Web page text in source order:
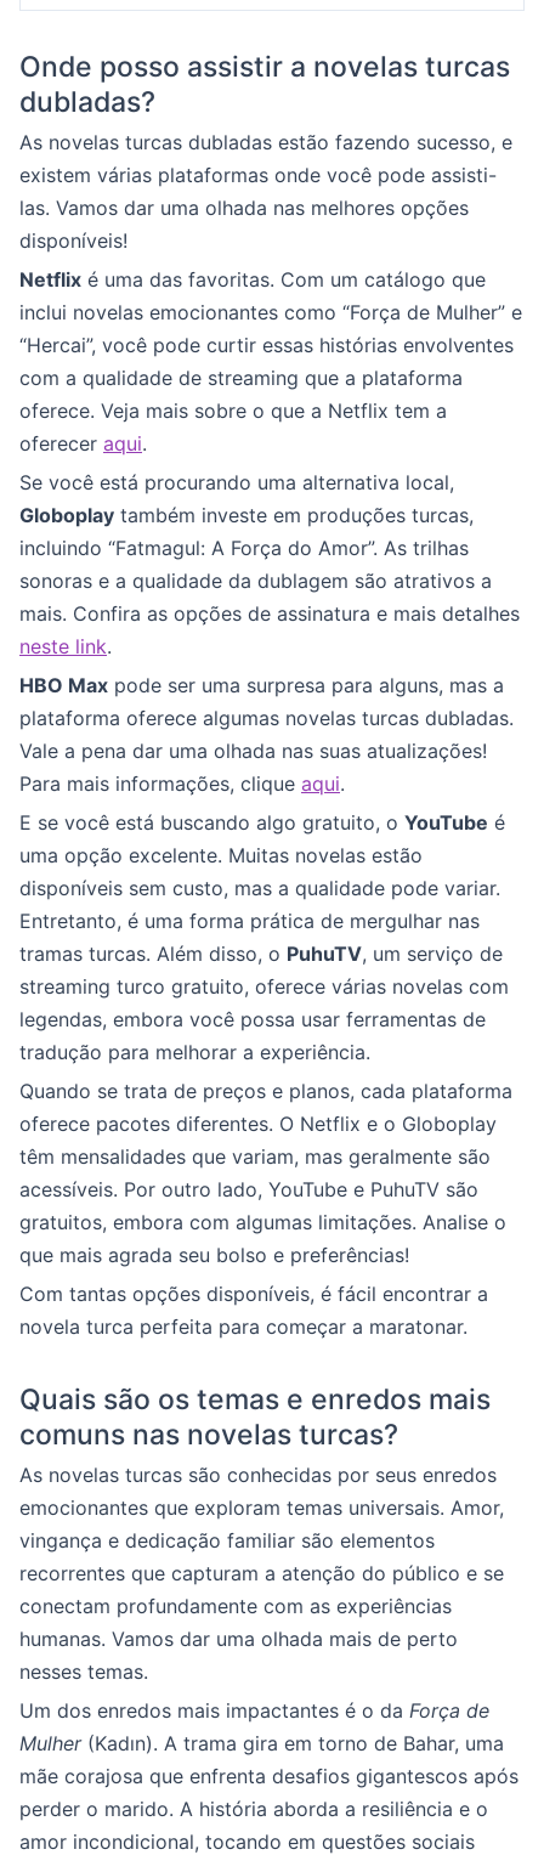
Onde posso assistir a novelas turcas
dubladas?
As novelas turcas dubladas estão fazendo sucesso, e
existem várias plataformas onde você pode assisti-
las. Vamos dar uma olhada nas melhores opções
disponíveis!
Netflix é uma das favoritas. Com um catálogo que
inclui novelas emocionantes como “Força de Mulher” e
“Hercai”, você pode curtir essas histórias envolventes
com a qualidade de streaming que a plataforma
oferece. Veja mais sobre o que a Netflix tem a
oferecer aqui.
Se você está procurando uma alternativa local,
Globoplay também investe em produções turcas,
incluindo “Fatmagul: A Força do Amor”. As trilhas
sonoras e a qualidade da dublagem são atrativos a
mais. Confira as opções de assinatura e mais detalhes
neste link.
HBO Max pode ser uma surpresa para alguns, mas a
plataforma oferece algumas novelas turcas dubladas.
Vale a pena dar uma olhada nas suas atualizações!
Para mais informações, clique aqui.
E se você está buscando algo gratuito, o YouTube é
uma opção excelente. Muitas novelas estão
disponíveis sem custo, mas a qualidade pode variar.
Entretanto, é uma forma prática de mergulhar nas
tramas turcas. Além disso, o PuhuTV, um serviço de
streaming turco gratuito, oferece várias novelas com
legendas, embora você possa usar ferramentas de
tradução para melhorar a experiência.
Quando se trata de preços e planos, cada plataforma
oferece pacotes diferentes. O Netflix e o Globoplay
têm mensalidades que variam, mas geralmente são
acessíveis. Por outro lado, YouTube e PuhuTV são
gratuitos, embora com algumas limitações. Analise o
que mais agrada seu bolso e preferências!
Com tantas opções disponíveis, é fácil encontrar a
novela turca perfeita para começar a maratonar.
Quais são os temas e enredos mais
comuns nas novelas turcas?
As novelas turcas são conhecidas por seus enredos
emocionantes que exploram temas universais. Amor,
vingança e dedicação familiar são elementos
recorrentes que capturam a atenção do público e se
conectam profundamente com as experiências
humanas. Vamos dar uma olhada mais de perto
nesses temas.
Um dos enredos mais impactantes é o da Força de
Mulher(Kadın). A trama gira em torno de Bahar, uma
mãe corajosa que enfrenta desafios gigantescos após
perder o marido. A história aborda a resiliência e o
amor incondicional, tocando em questões sociais